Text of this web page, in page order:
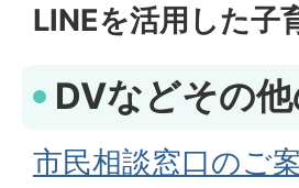
LINEを活用した子
DVなどその
市民相談窓口のご